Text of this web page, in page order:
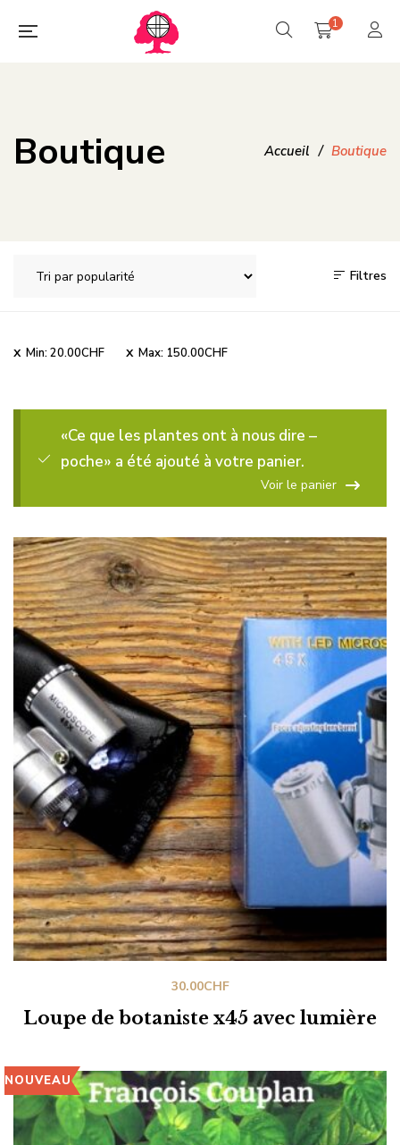
1
Boutique Accueil / Boutique
Filtres
Min: 20.00CHF Max: 150.00CHF
«Ce que les plantes ont à nous dire –
poche» a été ajouté à votre panier.
Voir le panier
Loupe de botaniste x45 avec lumière
30.00CHF
NOUVEAU